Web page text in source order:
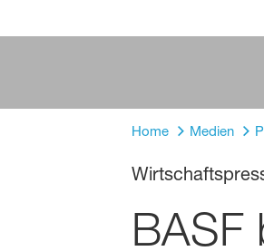
Home Medien
BASF